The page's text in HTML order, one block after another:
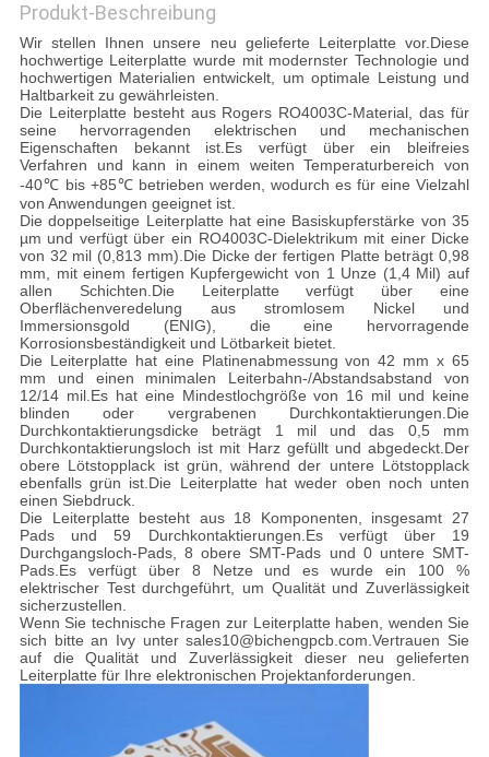
FÄLLE
SITEMAP
DATENSCHUTZRICHTLINIE
Produkt-Beschreibung
Wir stellen Ihnen unsere neu gelieferte Leiterplatte vor.Diese
hochwertige Leiterplatte wurde mit modernster Technologie und
hochwertigen Materialien entwickelt, um optimale Leistung und
Haltbarkeit zu gewährleisten.
Die Leiterplatte besteht aus Rogers RO4003C-Material, das für
seine hervorragenden elektrischen und mechanischen
Eigenschaften bekannt ist.Es verfügt über ein bleifreies
Verfahren und kann in einem weiten Temperaturbereich von
-40℃ bis +85℃ betrieben werden, wodurch es für eine Vielzahl
von Anwendungen geeignet ist.
Die doppelseitige Leiterplatte hat eine Basiskupferstärke von 35
µm und verfügt über ein RO4003C-Dielektrikum mit einer Dicke
von 32 mil (0,813 mm).Die Dicke der fertigen Platte beträgt 0,98
mm, mit einem fertigen Kupfergewicht von 1 Unze (1,4 Mil) auf
allen Schichten.Die Leiterplatte verfügt über eine
Oberflächenveredelung aus stromlosem Nickel und
Immersionsgold (ENIG), die eine hervorragende
Korrosionsbeständigkeit und Lötbarkeit bietet.
Die Leiterplatte hat eine Platinenabmessung von 42 mm x 65
mm und einen minimalen Leiterbahn-/Abstandsabstand von
12/14 mil.Es hat eine Mindestlochgröße von 16 mil und keine
blinden oder vergrabenen Durchkontaktierungen.Die
Durchkontaktierungsdicke beträgt 1 mil und das 0,5 mm
Durchkontaktierungsloch ist mit Harz gefüllt und abgedeckt.Der
obere Lötstopplack ist grün, während der untere Lötstopplack
ebenfalls grün ist.Die Leiterplatte hat weder oben noch unten
einen Siebdruck.
Die Leiterplatte besteht aus 18 Komponenten, insgesamt 27
Pads und 59 Durchkontaktierungen.Es verfügt über 19
Durchgangsloch-Pads, 8 obere SMT-Pads und 0 untere SMT-
Pads.Es verfügt über 8 Netze und es wurde ein 100 %
elektrischer Test durchgeführt, um Qualität und Zuverlässigkeit
sicherzustellen.
Wenn Sie technische Fragen zur Leiterplatte haben, wenden Sie
sich bitte an Ivy unter sales10@bichengpcb.com.Vertrauen Sie
auf die Qualität und Zuverlässigkeit dieser neu gelieferten
Leiterplatte für Ihre elektronischen Projektanforderungen.